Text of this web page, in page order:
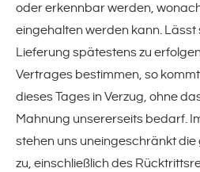
oder erkennbar werden,
eingehalten werden kann. Lässt
Lieferung spätestens zu
Vertrages bestimmen, so
dieses Tages in Verzug, ohne
Mahnung unsererseits bedarf.
stehen uns uneingeschränkt
zu, einschließlich des